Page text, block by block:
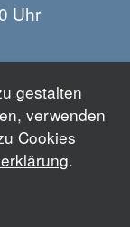
gestalten
verwenden
Cookies
.
Uhr